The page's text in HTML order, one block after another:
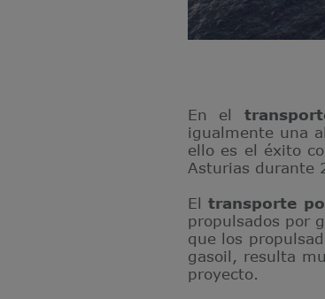
En el
igualmente una
ello es el éxito
Asturias durante
Eltransporte
propulsados por
que los
gasoil, resulta
proyecto.